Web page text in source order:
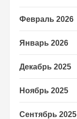
Февраль 2026
Январь 2026
Декабрь 2025
Ноябрь 2025
Сентябрь 2025